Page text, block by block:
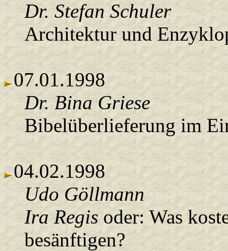
Dr. Stefan Schuler
Architektur und
07.01.1998
Dr. Bina Griese
Bibelüberlieferung im
04.02.1998
Udo Göllmann
Ira Regisoder: Was
besänftigen?